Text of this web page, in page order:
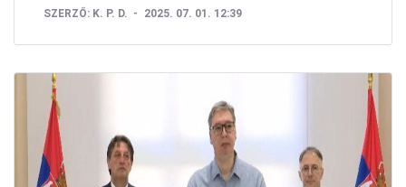
SZERZŐ: K. P. D. 2025. 07. 01. 12:39